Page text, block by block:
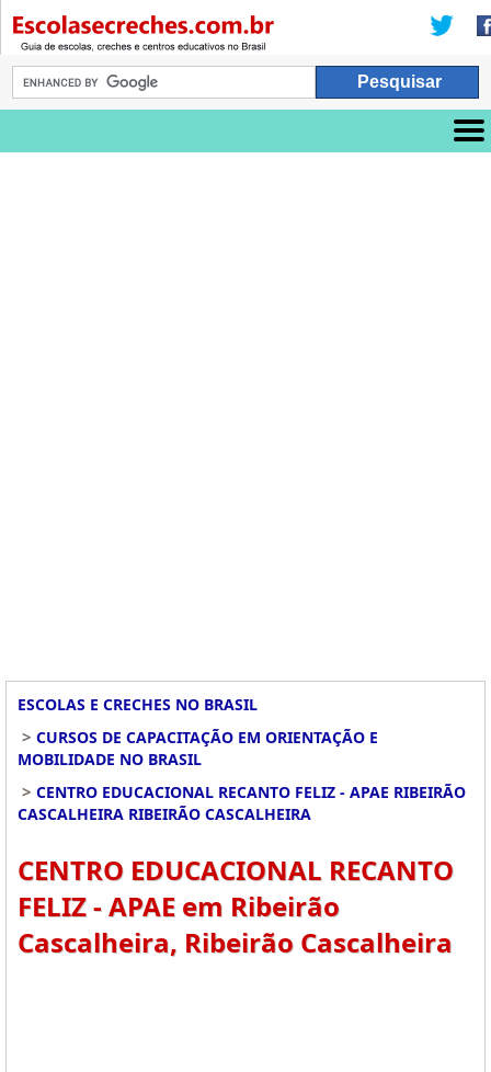
ESCOLAS E CRECHES NO BRASIL
> CURSOS DE CAPACITAÇÃO EM ORIENTAÇÃO E
MOBILIDADE NO BRASIL
> CENTRO EDUCACIONAL RECANTO FELIZ - APAE RIBEIRÃO
CASCALHEIRA RIBEIRÃO CASCALHEIRA
CENTRO EDUCACIONAL RECANTO
FELIZ - APAE em Ribeirão
Cascalheira, Ribeirão Cascalheira